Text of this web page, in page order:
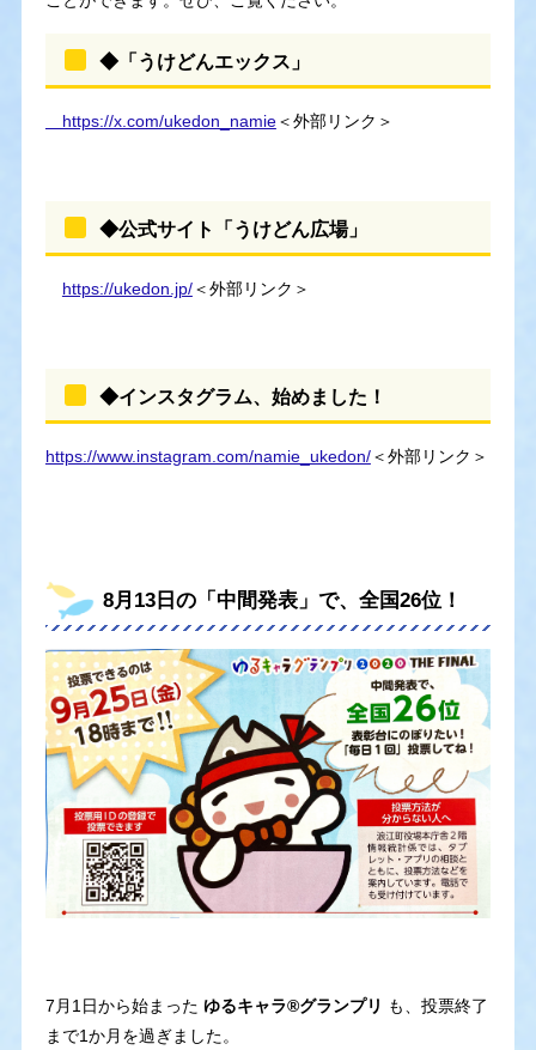
◆「うけどんエックス」
https://x.com/ukedon_namie​＜外部リンク＞
◆公式サイト「うけどん広場」
https://ukedon.jp/＜外部リンク＞
◆インスタグラム、始めました！
https://www.instagram.com/namie_ukedon/​＜外部リンク＞
8月13日の「中間発表」で、全国26位！
7月1日から始まった ゆるキャラ®グランプリ も、投票終了
まで1か月を過ぎました。